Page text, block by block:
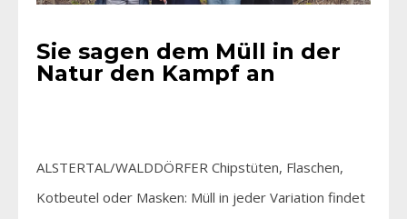
Sie sagen dem Müll in der
Natur den Kampf an
ALSTERTAL/WALDDÖRFER Chipstüten, Flaschen,
Kotbeutel oder Masken: Müll in jeder Variation findet